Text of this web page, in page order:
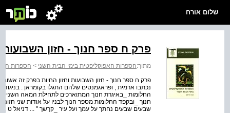
שלום אורח
פרק ח ספר חנוך - חזון השבועות
מתוך:הספרות האפוקליפטית בימי הבית השני > הספרות
פרק ח ספר חנוך - חזון השבועות וחזון החיות בפרק זה
החלומות _באיגרת חנוך המתוארכים לתחילת המאה השנייה
חנוך _ובקפד החלומות מספר חנוך לבניו על אודות שני
שבעים שבעים נחתך על עמך ועל עיר _קךשך " ... דניאל ט ,